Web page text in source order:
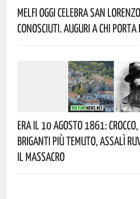
Melfi Oggi Celebra San
Conosciuti. Auguri A Chi Porta
Era Il 10 Agosto 1861: Crocco,
Briganti Più Temuto, Assalì
Il Massacro